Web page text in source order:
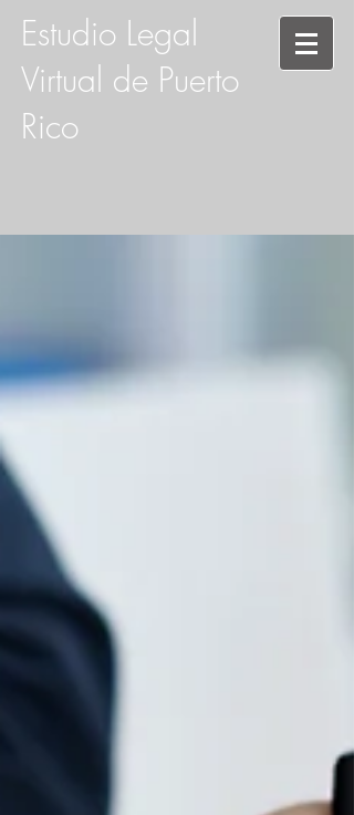
Estudio Legal
Virtual de Puerto
Rico